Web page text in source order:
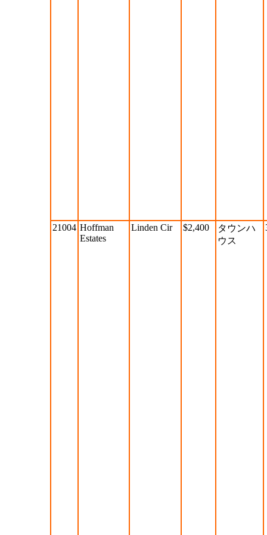
21004 Hoffman
Estates
Linden Cir $2,400
タウンハ
ウス